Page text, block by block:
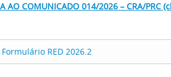
AO COMUNICADO 014/2026 – CRA/PRC
Formulário RED 2026.2